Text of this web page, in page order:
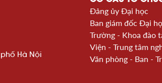
Hà Nội
Đảng ủy Đại học
Ban giám đốc Đại
Trường - Khoa đào
Viện - Trung tâm
Văn phòng - Ban -